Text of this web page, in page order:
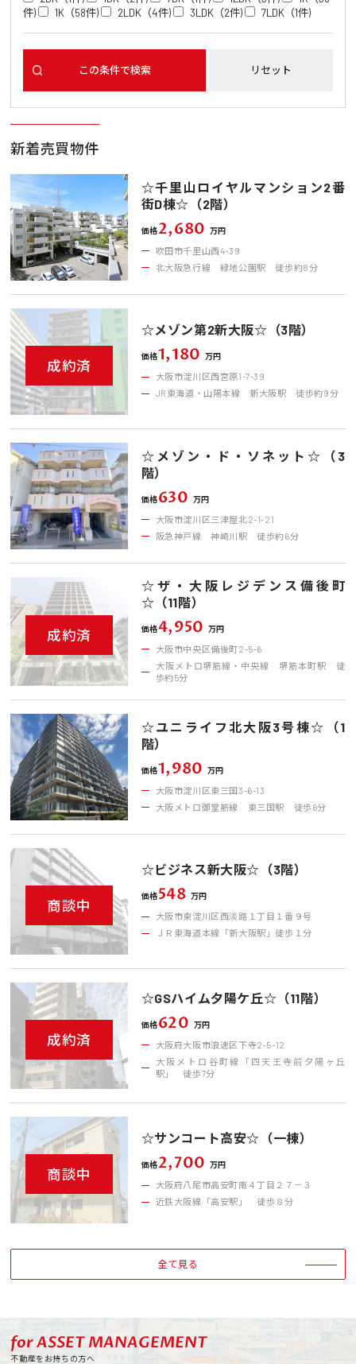
件)
1K（58件) 2LDK（4件) 3LDK（2件) 7LDK（1件)
新着売買物件
☆千里山ロイヤルマンション2番
街D棟☆（2階）
価格2,680 万円
吹田市千里山西4-39
北大阪急行線 緑地公園駅 徒歩約8分
成約済
☆メゾン第2新大阪☆（3階）
価格1,180 万円
大阪市淀川区西宮原1-7-39
JR東海道・山陽本線 新大阪駅 徒歩約9分
☆メゾン・ド・ソネット☆（3
階）
価格630 万円
大阪市淀川区三津屋北2-1-21
阪急神戸線 神崎川駅 徒歩約6分
成約済
☆ザ・大阪レジデンス備後町
☆（11階）
価格4,950 万円
大阪市中央区備後町2-5-6
大阪メトロ堺筋線・中央線 堺筋本町駅 徒
歩約5分
☆ユニライフ北大阪3号棟☆（1
階）
価格1,980 万円
大阪市淀川区東三国3-6-13
大阪メトロ御堂筋線 東三国駅 徒歩6分
商談中
☆ビジネス新大阪☆（3階）
価格548 万円
大阪市東淀川区西淡路１丁目１番９号
ＪＲ東海道本線「新大阪駅」徒歩１分
成約済
☆GSハイム夕陽ケ丘☆（11階）
価格620 万円
大阪府大阪市浪速区下寺2-5-12
大阪メトロ谷町線「四天王寺前夕陽ヶ丘
駅」 徒歩7分
商談中
☆サンコート高安☆（一棟）
価格2,700 万円
大阪府八尾市高安町南４丁目２７－３
近鉄大阪線「高安駅」 徒歩８分
全て見る
for ASSET MANAGEMENT
不動産をお持ちの方へ